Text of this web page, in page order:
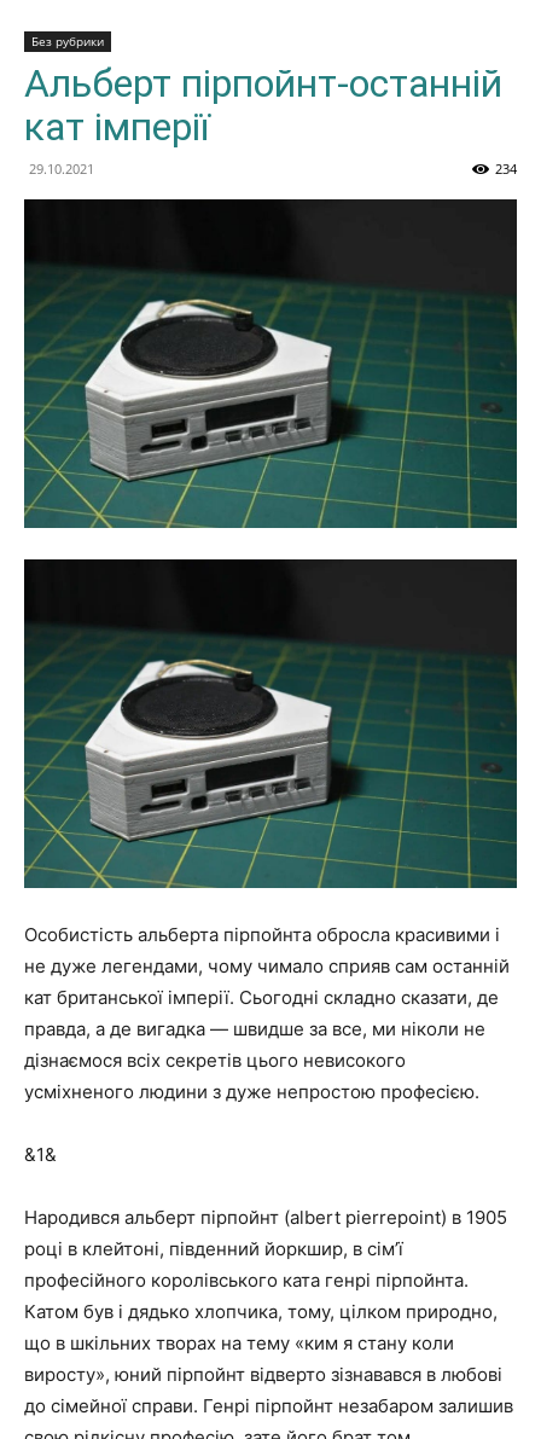
Без рубрики
Альберт пірпойнт-останній
кат імперії
29.10.2021 234
Особистість альберта пірпойнта обросла красивими і
не дуже легендами, чому чимало сприяв сам останній
кат британської імперії. Сьогодні складно сказати, де
правда, а де вигадка — швидше за все, ми ніколи не
дізнаємося всіх секретів цього невисокого
усміхненого людини з дуже непростою професією.
&1&
Народився альберт пірпойнт (albert pierrepoint) в 1905
році в клейтоні, південний йоркшир, в сім’ї
професійного королівського ката генрі пірпойнта.
Катом був і дядько хлопчика, тому, цілком природно,
що в шкільних творах на тему «ким я стану коли
виросту», юний пірпойнт відверто зізнавався в любові
до сімейної справи. Генрі пірпойнт незабаром залишив